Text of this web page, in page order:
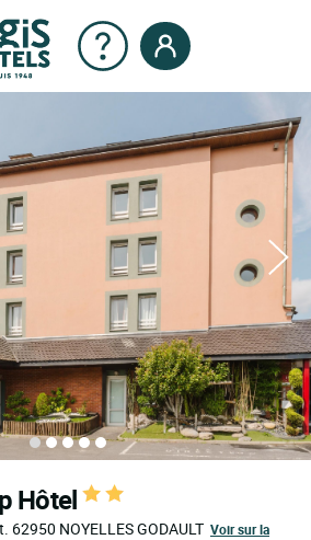
Hôtel
62950 NOYELLES GODAULT Voir sur la